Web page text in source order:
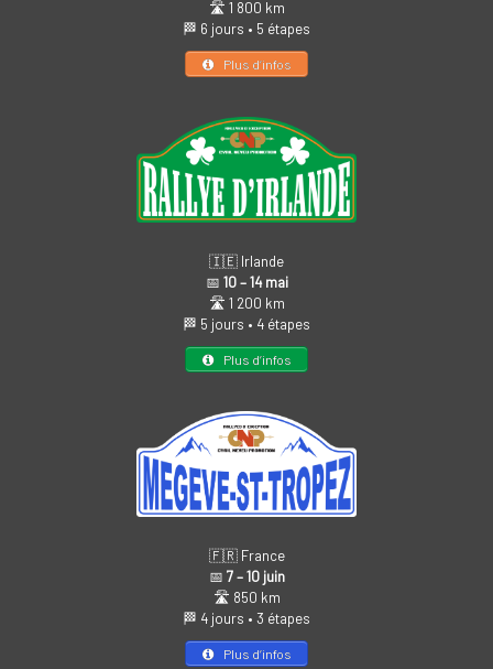
🛣️ 1 800 km
🏁 6 jours • 5 étapes
Plus d’infos
🇮🇪 Irlande
📅 10 – 14 mai
🛣️ 1 200 km
🏁 5 jours • 4 étapes
Plus d’infos
🇫🇷 France
📅 7 – 10 juin
🛣️ 850 km
🏁 4 jours • 3 étapes
Plus d’infos